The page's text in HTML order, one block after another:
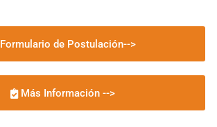
Formulario de Postulación-->
Más Información -->